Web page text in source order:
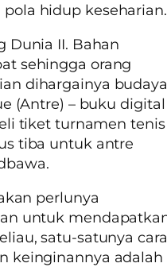
hidup keseharian.
Dunia II. Bahan
sehingga orang
dihargainya budaya
(Antre) – buku digital
tiket turnamen tenis
tiba untuk antre
perlunya
untuk
satu-satunya cara
keinginannya adalah